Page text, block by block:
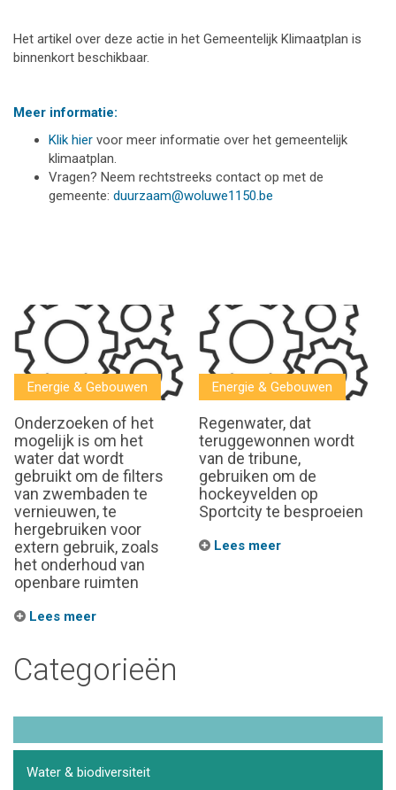
Het artikel over deze actie in het Gemeentelijk Klimaatplan is
binnenkort beschikbaar.
Meer informatie:
Klik hier voor meer informatie over het gemeentelijk
klimaatplan.
Vragen? Neem rechtstreeks contact op met de
gemeente: duurzaam@woluwe1150.be
Energie & Gebouwen
Onderzoeken of het
mogelijk is om het
water dat wordt
gebruikt om de filters
van zwembaden te
vernieuwen, te
hergebruiken voor
extern gebruik, zoals
het onderhoud van
openbare ruimten
Lees meer
Energie & Gebouwen
Regenwater, dat
teruggewonnen wordt
van de tribune,
gebruiken om de
hockeyvelden op
Sportcity te besproeien
Lees meer
Categorieën
Water & biodiversiteit